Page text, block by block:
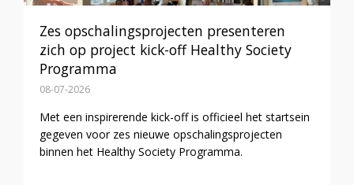
Zes opschalingsprojecten presenteren
zich op project kick-off Healthy Society
Programma
08-07-2026
Met een inspirerende kick-off is officieel het startsein
gegeven voor zes nieuwe opschalingsprojecten
binnen het Healthy Society Programma.